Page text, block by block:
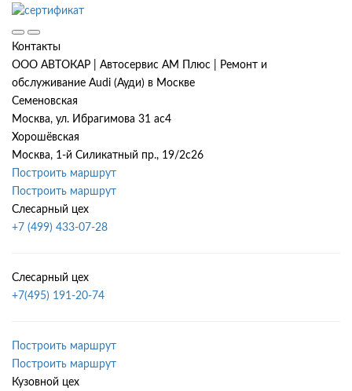
Контакты
ООО АВТОКАР | Автосервис АМ Плюс | Ремонт и
обслуживание Audi (Ауди) в Москве
Семеновская
Москва, ул. Ибрагимова 31 ас4
Хорошёвская
Москва, 1-й Силикатный пр., 19/2с26
Построить маршрут
Построить маршрут
Слесарный цех
+7 (499) 433-07-28
Слесарный цех
+7(495) 191-20-74
Построить маршрут
Построить маршрут
Кузовной цех